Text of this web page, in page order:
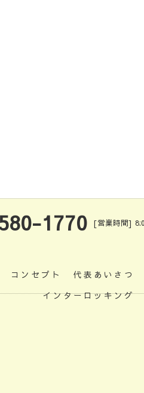
1770 [営業時間]
コンセプト 代表あいさつ
インターロッキング